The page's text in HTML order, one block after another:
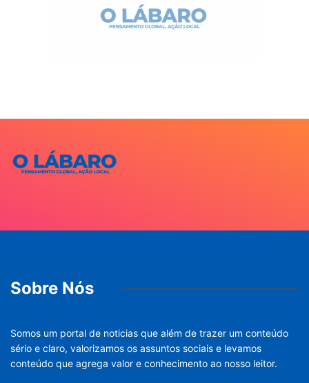
Sobre Nós
Somos um portal de noticias que além de trazer um conteúdo
sério e claro, valorizamos os assuntos sociais e levamos
conteúdo que agrega valor e conhecimento ao nosso leitor.